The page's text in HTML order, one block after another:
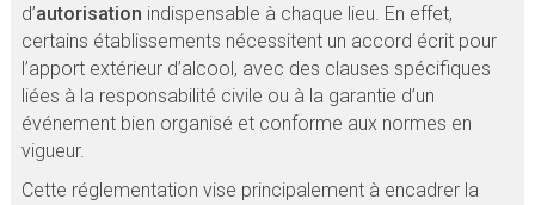
d’autorisation indispensable à chaque lieu. En effet,
certains établissements nécessitent un accord écrit pour
l’apport extérieur d’alcool, avec des clauses spécifiques
liées à la responsabilité civile ou à la garantie d’un
événement bien organisé et conforme aux normes en
vigueur.
Cette réglementation vise principalement à encadrer la